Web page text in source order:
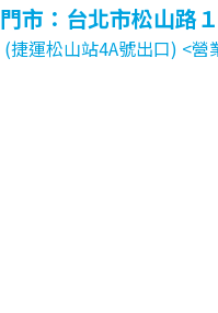
門市：台北市松山路
(捷運松山站4A號出口) <營